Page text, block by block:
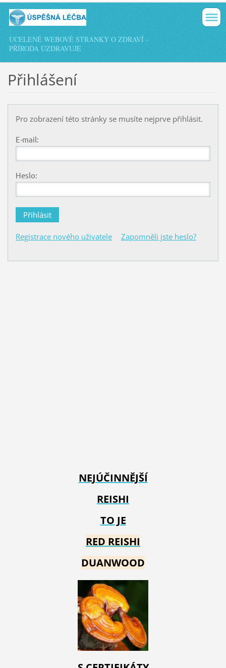
UCELENÉ WEBOVÉ STRÁNKY O ZDRAVÍ -
PŘÍRODA UZDRAVUJE
Přihlášení
Pro zobrazení této stránky se musíte nejprve přihlásit.
E-mail:
Heslo:
Registrace nového uživatele Zapomněli jste heslo?
NEJÚČINNĚJŠÍ
REISHI
TO JE
RED REISHI
DUANWOOD